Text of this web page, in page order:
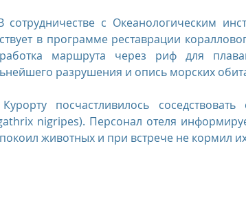
с Океанологическим
в программе реставрации
маршрута через риф для
разрушения и опись морских
посчастливилось
nigripes). Персонал отеля
животных и при встрече не кормил